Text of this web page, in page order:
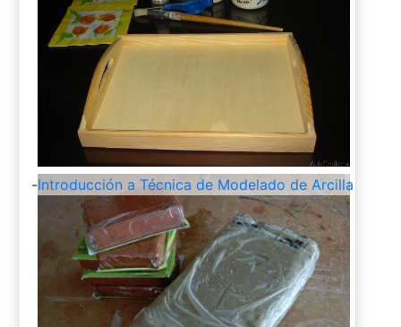
-Introducción a Técnica de Modelado de Arcilla